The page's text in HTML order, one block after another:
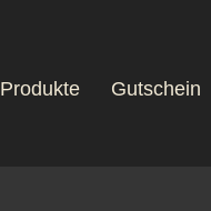
Produkte Gutschein